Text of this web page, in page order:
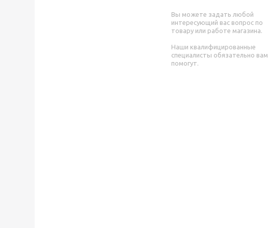
Вы можете задать любой
интересующий вас вопрос по
товару или работе магазина.
Наши квалифицированные
специалисты обязательно вам
помогут.